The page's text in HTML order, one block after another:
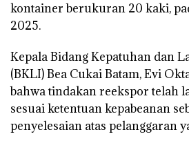
kontainer berukuran 20 kaki,
2025.
Kepala Bidang Kepatuhan dan
(BKLI) Bea Cukai Batam, Evi
bahwa tindakan reekspor telah
sesuai ketentuan kepabeanan
penyelesaian atas pelanggaran